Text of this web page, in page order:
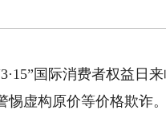
国际消费者权益日来
惕虚构原价等价格欺诈